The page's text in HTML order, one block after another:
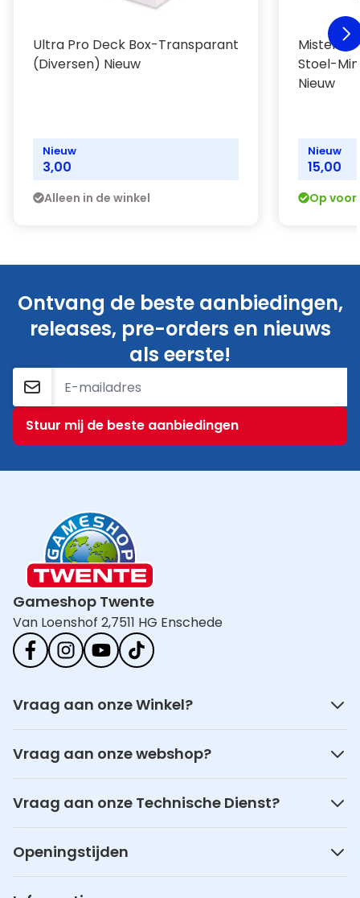
Ultra Pro Deck Box-Transparant
(Diversen) Nieuw
Nieuw
3,00
Alleen in de winkel
Mister
Stoel-
Nieuw
Nieuw
15,00
Op
Ontvang de beste aanbiedingen,
releases, pre-orders en nieuws
als eerste!
E-mailadres
Stuur mij de beste aanbiedingen
Gameshop Twente
Van Loenshof 2,7511 HG Enschede
Vraag aan onze Winkel?
Vraag aan onze webshop?
Vraag aan onze Technische Dienst?
Openingstijden